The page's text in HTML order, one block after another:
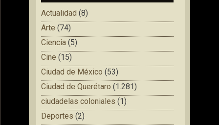
Actualidad (8)
Arte (74)
Ciencia (5)
Cine (15)
Ciudad de México (53)
Ciudad de Querétaro (1.281)
ciudadelas coloniales (1)
Deportes (2)